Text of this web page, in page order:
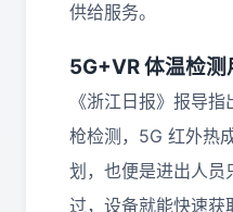
供给服务。
5G+VR 体温检
《浙江日报》报导
枪检测，5G 红外热
划，也便是进出人员
过，设备就能快速获